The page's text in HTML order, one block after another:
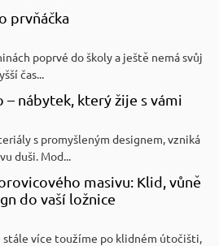
prvňáčka
poprvé do školy a ještě nemá svůj
čas...
– nábytek, který žije s vámi
s promyšleným designem, vzniká
duši. Mod...
masivu: Klid, vůně
do vaší ložnice
stále více toužíme po klidném útočišti,